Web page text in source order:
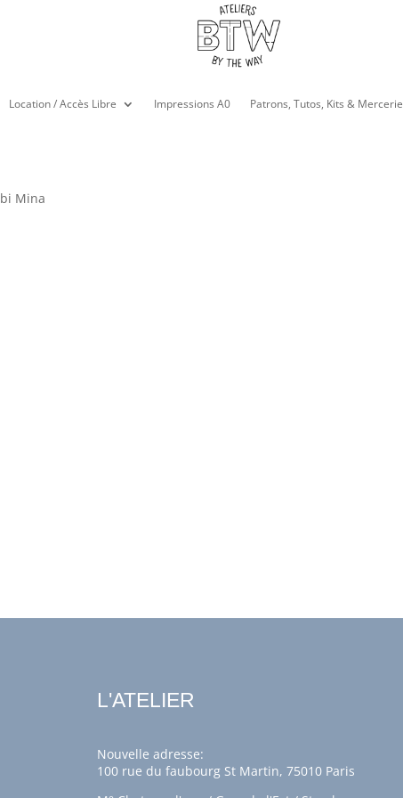
Location / Accès Libre Impressions A0 Patrons, Tutos, Kits & Mercerie
Mina
L'ATELIER
Nouvelle adresse:
100 rue du faubourg St Martin, 75010 Paris